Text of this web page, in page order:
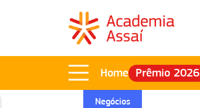
Home Prêmio 2026
Negócios